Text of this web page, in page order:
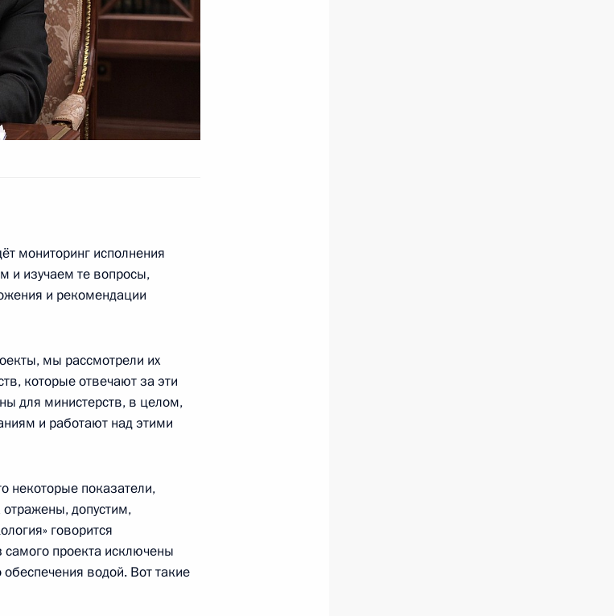
4м
мониторинг исполнения
и изучаем те вопросы,
и рекомендации
мы рассмотрели их
которые отвечают за эти
для министерств, в целом,
и работают над этими
некоторые показатели,
допустим,
говорится
самого проекта исключены
водой. Вот такие